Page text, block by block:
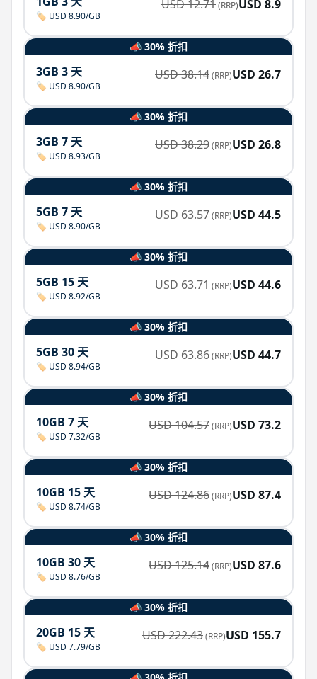
🏷️ USD 8.90/GB
USD12.71(RRP)USD 8.9
📣 30% 折扣
3GB 3 天
🏷️ USD 8.90/GB
USD38.14(RRP)USD 26.7
📣 30% 折扣
3GB 7 天
🏷️ USD 8.93/GB
USD38.29(RRP)USD 26.8
📣 30% 折扣
5GB 7 天
🏷️ USD 8.90/GB
USD63.57(RRP)USD 44.5
📣 30% 折扣
5GB 15 天
🏷️ USD 8.92/GB
USD63.71(RRP)USD 44.6
📣 30% 折扣
5GB 30 天
🏷️ USD 8.94/GB
USD63.86(RRP)USD 44.7
📣 30% 折扣
10GB 7 天
🏷️ USD 7.32/GB
USD104.57(RRP)USD 73.2
📣 30% 折扣
10GB 15 天
🏷️ USD 8.74/GB
USD124.86(RRP)USD 87.4
📣 30% 折扣
10GB 30 天
🏷️ USD 8.76/GB
USD125.14(RRP)USD 87.6
📣 30% 折扣
20GB 15 天
🏷️ USD 7.79/GB
USD222.43(RRP)USD 155.7